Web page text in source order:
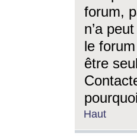
forum,
n’a
le
être
Haut